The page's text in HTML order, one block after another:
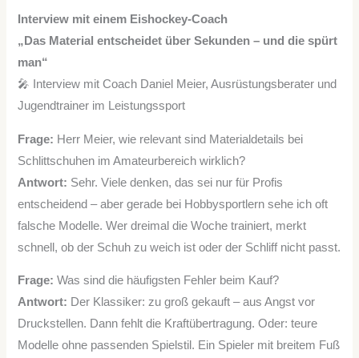
Interview mit einem Eishockey-Coach
„Das Material entscheidet über Sekunden – und die spürt
man“
🎤 Interview mit Coach Daniel Meier, Ausrüstungsberater und
Jugendtrainer im Leistungssport
Frage: Herr Meier, wie relevant sind Materialdetails bei
Schlittschuhen im Amateurbereich wirklich?
Antwort: Sehr. Viele denken, das sei nur für Profis
entscheidend – aber gerade bei Hobbysportlern sehe ich oft
falsche Modelle. Wer dreimal die Woche trainiert, merkt
schnell, ob der Schuh zu weich ist oder der Schliff nicht passt.
Frage: Was sind die häufigsten Fehler beim Kauf?
Antwort: Der Klassiker: zu groß gekauft – aus Angst vor
Druckstellen. Dann fehlt die Kraftübertragung. Oder: teure
Modelle ohne passenden Spielstil. Ein Spieler mit breitem Fuß